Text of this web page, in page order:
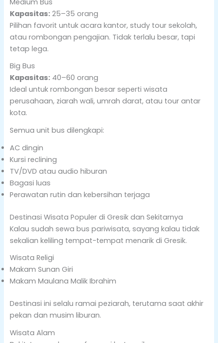
Kapasitas:25–35 orang
Pilihan favorit untuk acara kantor, study tour sekolah,
atau rombongan pengajian. Tidak terlalu besar, tapi
tetap lega.
Big Bus
Kapasitas:40–60 orang
Ideal untuk rombongan besar seperti wisata
perusahaan, ziarah wali, umrah darat, atau tour antar
kota.
Semua unit bus dilengkapi:
AC dingin
Kursi reclining
TV/DVD atau audio hiburan
Bagasi luas
Perawatan rutin dan kebersihan terjaga
Destinasi Wisata Populer di Gresik dan Sekitarnya
Kalau sudah sewa bus pariwisata, sayang kalau tidak
sekalian keliling tempat-tempat menarik di Gresik.
Wisata Religi
Makam Sunan Giri
Makam Maulana Malik Ibrahim
Destinasi ini selalu ramai peziarah, terutama saat akhir
pekan dan musim liburan.
Wisata Alam